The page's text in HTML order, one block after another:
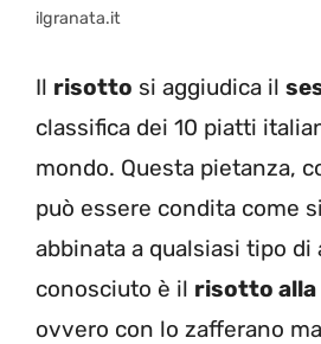
ilgranata.it
Il risotto si aggiudica il
classifica dei 10 piatti
mondo. Questa pietanza,
può essere condita come
abbinata a qualsiasi tipo di
conosciuto è il risotto alla
ovvero con lo zafferano